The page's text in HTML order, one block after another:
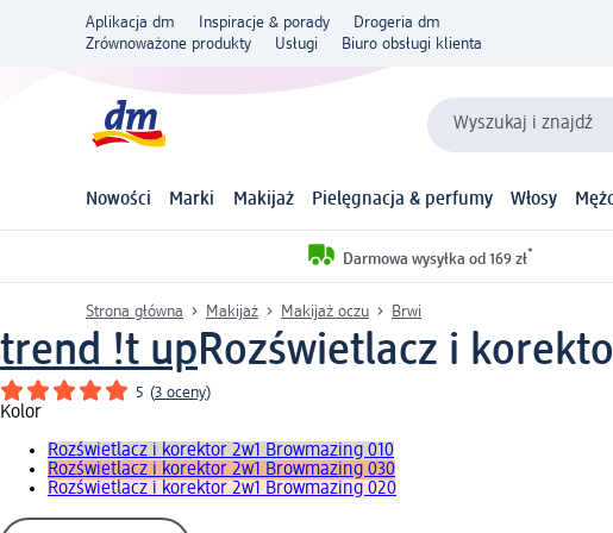
Aplikacja dm Inspiracje & porady
Drogeria dm
Zrównoważone produkty
Usługi Biuro obsługi klienta
Wyszukaj i znajdź
Nowości Marki Makijaż Pielęgnacja & perfumy Włosy
Darmowa wysyłka od 169 zł*
Strona główna Makijaż Makijaż oczu Brwi
trend !t upRozświetlacz i
5 (3 oceny)
Kolor
Rozświetlacz i korektor 2w1 Browmazing 010
Rozświetlacz i korektor 2w1 Browmazing 030
Rozświetlacz i korektor 2w1 Browmazing 020